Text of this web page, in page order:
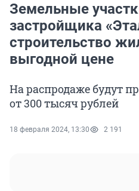
Земельные
застройщика
строительство
выгодной цене
На распродаже будут
от 300 тысяч рублей
18 февраля 2024, 13:30 2 191